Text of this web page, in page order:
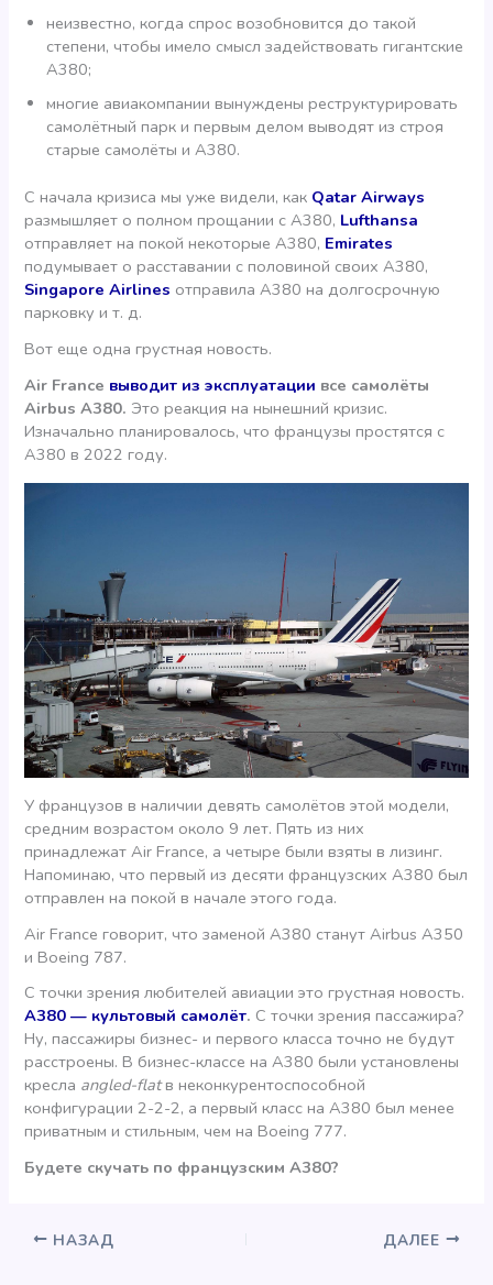
неизвестно, когда спрос возобновится до такой
степени, чтобы имело смысл задействовать гигантские
А380;
многие авиакомпании вынуждены реструктурировать
самолётный парк и первым делом выводят из строя
старые самолёты и А380.
С начала кризиса мы уже видели, как Qatar Airways
размышляет о полном прощании с А380, Lufthansa
отправляет на покой некоторые А380, Emirates
подумывает о расставании с половиной своих А380,
Singapore Airlines отправила А380 на долгосрочную
парковку и т. д.
Вот еще одна грустная новость.
Air France выводит из эксплуатации все самолёты
Airbus A380. Это реакция на нынешний кризис.
Изначально планировалось, что французы простятся с
А380 в 2022 году.
У французов в наличии девять самолётов этой модели,
средним возрастом около 9 лет. Пять из них
принадлежат Air France, а четыре были взяты в лизинг.
Напоминаю, что первый из десяти французских А380 был
отправлен на покой в начале этого года.
Air France говорит, что заменой A380 станут Airbus A350
и Boeing 787.
С точки зрения любителей авиации это грустная новость.
А380 — культовый самолёт. С точки зрения пассажира?
Ну, пассажиры бизнес- и первого класса точно не будут
расстроены. В бизнес-классе на А380 были установлены
кресла angled-flatв неконкурентоспособной
конфигурации 2-2-2, а первый класс на А380 был менее
приватным и стильным, чем на Boeing 777.
Будете скучать по французским А380?
НАЗАД ДАЛЕЕ